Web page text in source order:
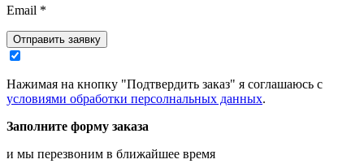
Email *
Отправить заявку
Нажимая на кнопку "Подтвердить заказ" я соглашаюсь с
условиями обработки персолнальных данных.
Заполните форму заказа
и мы перезвоним в ближайшее время